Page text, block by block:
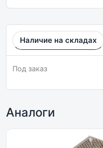
Наличие на складах
Под заказ
Аналоги